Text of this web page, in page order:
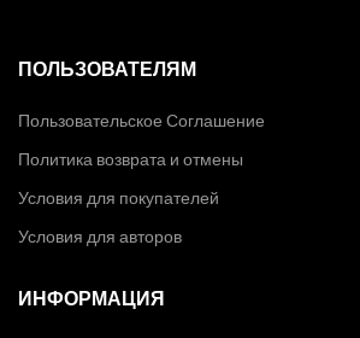
ПОЛЬЗОВАТЕЛЯМ
Пользовательское Соглашение
Политика возврата и отмены
Условия для покупателей
Условия для авторов
ИНФОРМАЦИЯ